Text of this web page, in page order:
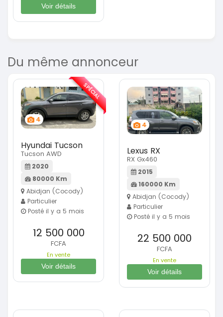
Voir détails
Du même annonceur
4
Hyundai Tucson
Tucson AWD
2020
80000 Km
Abidjan (Cocody)
Particulier
Posté il y a 5 mois
12 500 000
FCFA
En vente
Voir détails
SPÉCIAL
4
Lexus RX
RX Gx460
2015
160000 Km
Abidjan (Cocody)
Particulier
Posté il y a 5 mois
22 500 000
FCFA
En vente
Voir détails